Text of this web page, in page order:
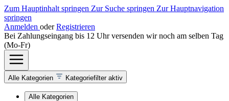
Zum Hauptinhalt springen Zur Suche springen Zur Hauptnavigation
springen
Anmelden oder Registrieren
Bei Zahlungseingang bis 12 Uhr versenden wir noch am selben Tag
(Mo-Fr)
Alle Kategorien Kategoriefilter aktiv
Alle Kategorien